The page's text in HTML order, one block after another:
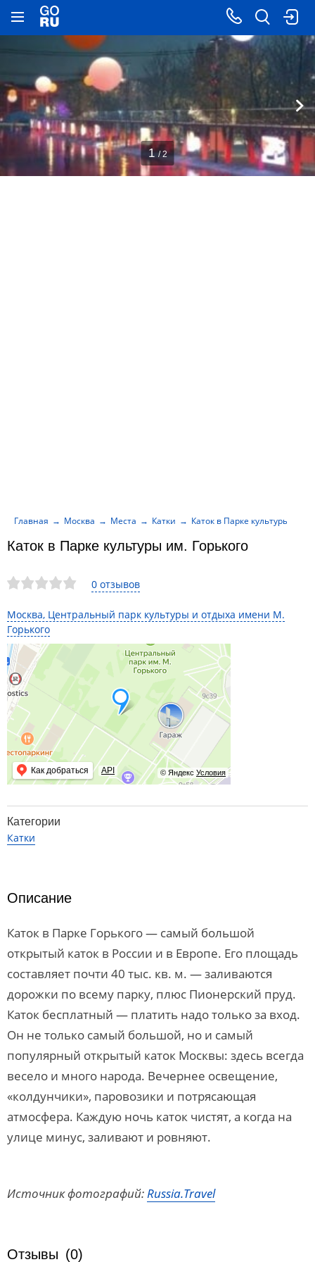
0 отзывов
Москва, Центральный парк культуры и отдыха имени М.
Горького
© Яндекс Условия
Как добраться API
Каток в Парке культуры им. Горького
Главная Москва Места Катки Каток в Парке культуры им.
1 / 2
Категории
Катки
Описание
Каток в Парке Горького — самый большой
открытый каток в России и в Европе. Его площадь
составляет почти 40 тыс. кв. м. — заливаются
дорожки по всему парку, плюс Пионерский пруд.
Каток бесплатный — платить надо только за вход.
Он не только самый большой, но и самый
популярный открытый каток Москвы: здесь всегда
весело и много народа. Вечернее освещение,
«колдунчики», паровозики и потрясающая
атмосфера. Каждую ночь каток чистят, а когда на
улице минус, заливают и ровняют.
Источник фотографий:Russia.Travel
Отзывы (0)